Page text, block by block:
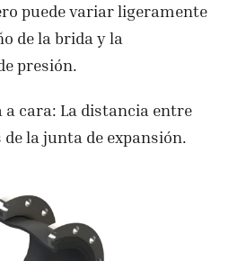
puede variar ligeramente
de la brida y la
presión.
a cara: La distancia entre
la junta de expansión.